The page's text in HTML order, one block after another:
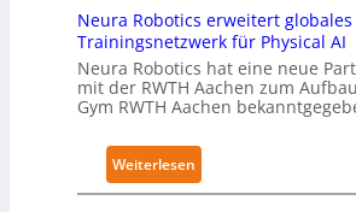
t
S
e
c
u
t
Neura Robotics erweitert globales
Trainingsnetzwerk für Physical AI
Neura Robotics hat eine neue
mit der RWTH Aachen zum
Gym RWTH Aachen
Weiterlesen
N